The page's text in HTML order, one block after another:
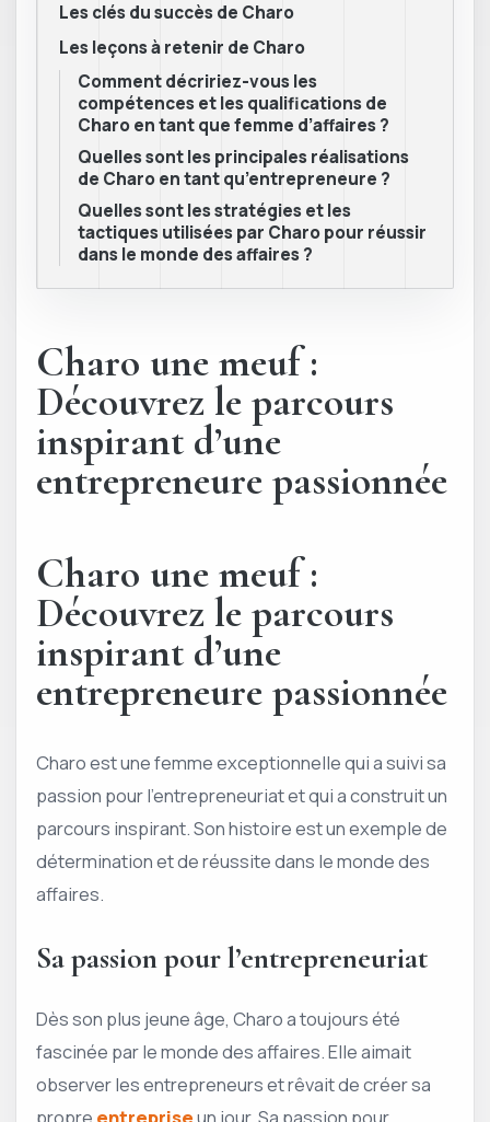
Les clés du succès de Charo
Les leçons à retenir de Charo
Comment décririez-vous les
compétences et les qualifications de
Charo en tant que femme d’affaires ?
Quelles sont les principales réalisations
de Charo en tant qu’entrepreneure ?
Quelles sont les stratégies et les
tactiques utilisées par Charo pour réussir
dans le monde des affaires ?
Charo une meuf :
Découvrez le parcours
inspirant d’une
entrepreneure passionnée
Charo une meuf :
Découvrez le parcours
inspirant d’une
entrepreneure passionnée
Charo est une femme exceptionnelle qui a suivi sa
passion pour l’entrepreneuriat et qui a construit un
parcours inspirant. Son histoire est un exemple de
détermination et de réussite dans le monde des
affaires.
Sa passion pour l’entrepreneuriat
Dès son plus jeune âge, Charo a toujours été
fascinée par le monde des affaires. Elle aimait
observer les entrepreneurs et rêvait de créer sa